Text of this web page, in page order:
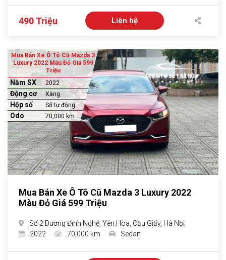
490 Triệu Liên hệ
Mua Bán Xe Ô Tô Cũ Mazda 3
Luxury 2022 Màu Đỏ Giá 599
Triệu
Năm SX 2022
Động cơ Xăng
Hộp số Số tự động
Odo 70,000 km
Mua Bán Xe Ô Tô Cũ Mazda 3 Luxury 2022
Màu Đỏ Giá 599 Triệu
Số 2 Dương Đình Nghệ, Yên Hòa, Cầu Giấy, Hà Nội
2022
70,000 km Sedan